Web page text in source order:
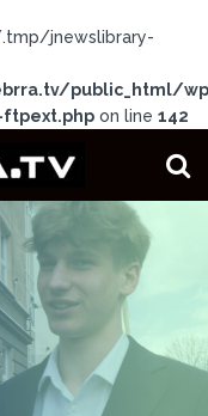
jnewslibrary-
public_html/
on line 142